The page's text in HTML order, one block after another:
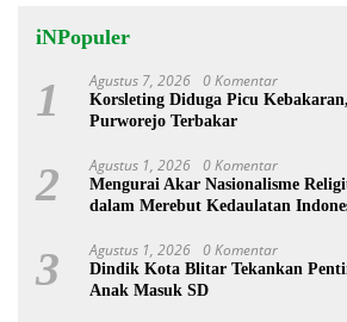
iNPopuler
1 Agustus 7, 2026 0 Komentar
Korsleting Diduga Picu
Purworejo Terbakar
2 Agustus 1, 2026 0 Komentar
Mengurai Akar Nasionalisme
dalam Merebut Kedaulatan
3 Agustus 1, 2026 0 Komentar
Dindik Kota Blitar Tekankan
Anak Masuk SD